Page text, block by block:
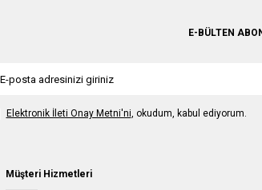
E-BÜLTEN
Elektronik İleti Onay Metni'ni, okudum, kabul ediyorum.
Müşteri Hizmetleri